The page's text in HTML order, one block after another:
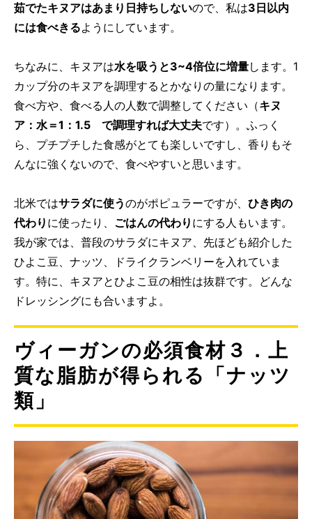
茹でたキヌアはあまり日持ちしないので、私は3日以内
には食べきるようにしています。
ちなみに、キヌアは水を吸うと3~4倍位に増量します。1
カップ分のキヌアを調理するとかなりの量になります。
食べ方や、食べる人の人数で調整してください（キヌ
ア：水＝1：1.5 で調理すれば大丈夫です）。ふっく
ら、プチプチした食感がとても楽しいですし、香りもそ
んなに強くないので、食べやすいと思います。
北米ではサラダに使うのがポピュラーですが、 ひき肉の
代わり に使ったり、 ごはんの代わり にする人もいます。
我が家では、普段のサラダにキヌア、先ほども紹介した
ひよこ豆、ナッツ、ドライクランベリーを入れていま
す。特に、キヌアとひよこ豆の相性は抜群です。どんな
ドレッシングにも合いますよ。
ヴィーガンの必須食材３．上
質な脂肪が得られる「ナッツ
類」